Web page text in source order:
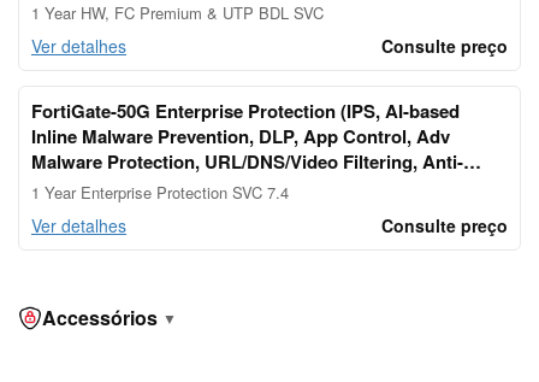
1 Year HW, FC Premium & UTP BDL SVC
Ver detalhes Consulte preço
FortiGate-50G Enterprise Protection (IPS, AI-based
Inline Malware Prevention, DLP, App Control, Adv
Malware Protection, URL/DNS/Video Filtering, Anti-
spam, Attack Surface Security, Converter Svc, Fort
1 Year Enterprise Protection SVC 7.4
Ver detalhes Consulte preço
Accessórios ▼